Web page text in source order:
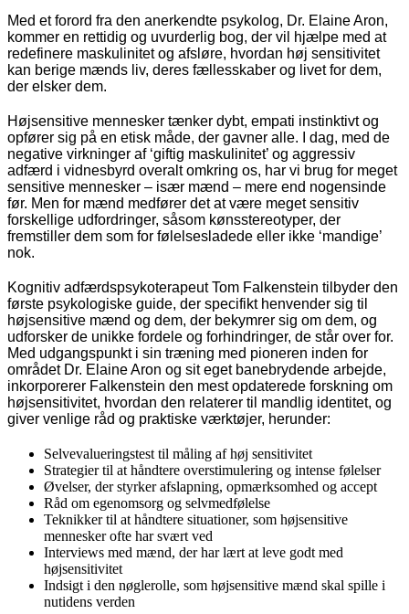
Med et forord fra den anerkendte psykolog, Dr. Elaine Aron,
kommer en rettidig og uvurderlig bog, der vil hjælpe med at
redefinere maskulinitet og afsløre, hvordan høj sensitivitet
kan berige mænds liv, deres fællesskaber og livet for dem,
der elsker dem.
Højsensitive mennesker tænker dybt, empati instinktivt og
opfører sig på en etisk måde, der gavner alle. I dag, med de
negative virkninger af ‘giftig maskulinitet’ og aggressiv
adfærd i vidnesbyrd overalt omkring os, har vi brug for meget
sensitive mennesker – især mænd – mere end nogensinde
før. Men for mænd medfører det at være meget sensitiv
forskellige udfordringer, såsom kønsstereotyper, der
fremstiller dem som for følelsesladede eller ikke ‘mandige’
nok.
Kognitiv adfærdspsykoterapeut Tom Falkenstein tilbyder den
første psykologiske guide, der specifikt henvender sig til
højsensitive mænd og dem, der bekymrer sig om dem, og
udforsker de unikke fordele og forhindringer, de står over for.
Med udgangspunkt i sin træning med pioneren inden for
området Dr. Elaine Aron og sit eget banebrydende arbejde,
inkorporerer Falkenstein den mest opdaterede forskning om
højsensitivitet, hvordan den relaterer til mandlig identitet, og
giver venlige råd og praktiske værktøjer, herunder:
Selvevalueringstest til måling af høj sensitivitet
Strategier til at håndtere overstimulering og intense følelser
Øvelser, der styrker afslapning, opmærksomhed og accept
Råd om egenomsorg og selvmedfølelse
Teknikker til at håndtere situationer, som højsensitive
mennesker ofte har svært ved
Interviews med mænd, der har lært at leve godt med
højsensitivitet
Indsigt i den nøglerolle, som højsensitive mænd skal spille i
nutidens verden